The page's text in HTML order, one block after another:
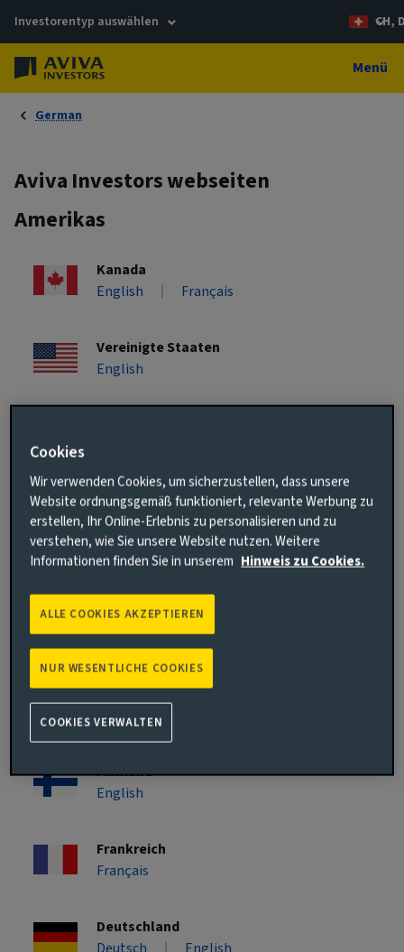
Investorentyp auswählen CH,
Menü
German
Aviva Investors webseiten
Amerikas
Kanada
English
Français
Vereinigte Staaten
English
Singapur
English
Europa
Österreich
Deutsch
Belgien
English
Finnland
English
Frankreich
Français
Deutschland
Cookies
Wir verwenden Cookies, um sicherzustellen, dass unsere
Website ordnungsgemäß funktioniert, relevante Werbung zu
erstellen, Ihr Online-Erlebnis zu personalisieren und zu
verstehen, wie Sie unsere Website nutzen. Weitere
Informationen finden Sie in unserem Hinweis zu Cookies.
NUR WESENTLICHE COOKIES
ALLE COOKIES AKZEPTIEREN
COOKIES VERWALTEN